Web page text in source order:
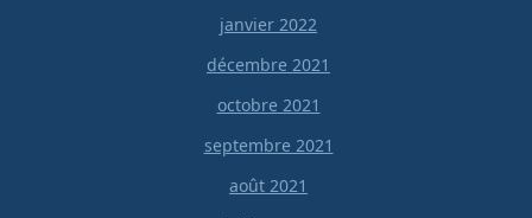
janvier 2022
décembre 2021
octobre 2021
septembre 2021
août 2021